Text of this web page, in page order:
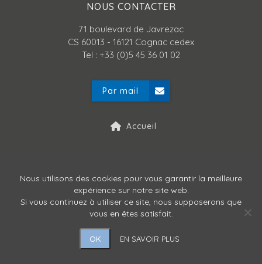
NOUS CONTACTER
71 boulevard de Javrezac
CS 60013 - 16121 Cognac cedex
Tel : +33 (0)5 45 36 01 02
Par mail
Accueil
Politique de confidentialité
Nous utilisons des cookies pour vous garantir la meilleure
expérience sur notre site web.
Si vous continuez à utiliser ce site, nous supposerons que
vous en êtes satisfait.
OK EN SAVOIR PLUS